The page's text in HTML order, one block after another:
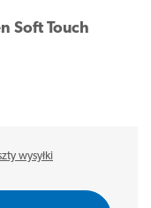
Soft Touch
wysyłki